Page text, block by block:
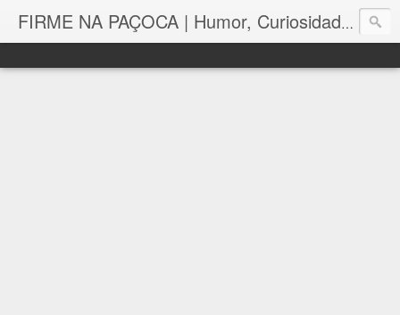
FIRME NA PAÇOCA | Humor, Curiosidades, Tutoriais e Muito mais